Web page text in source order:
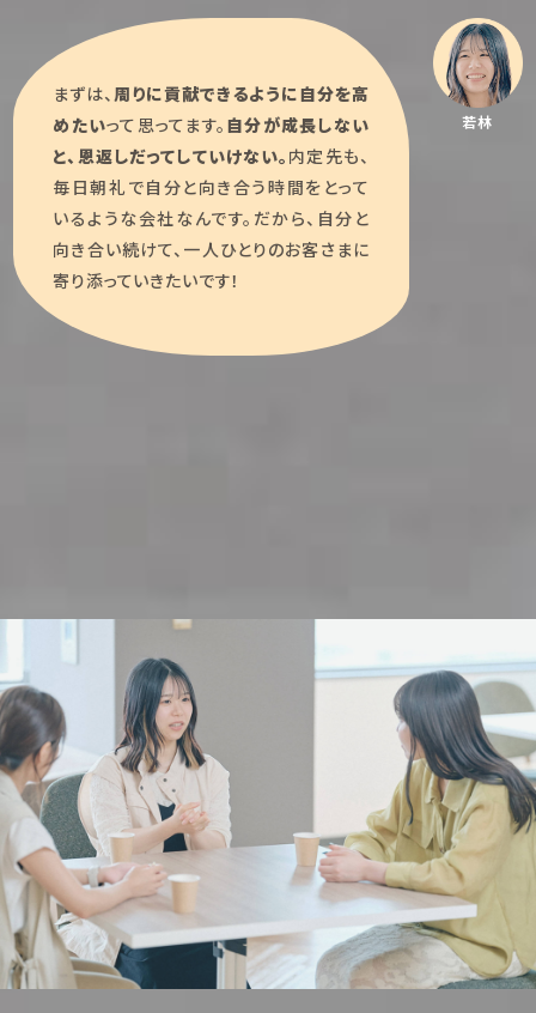
若林
まずは、 周りに貢献できるように自分を高
めたいって思ってます。 自分が成長しない
と、恩返しだってしていけない。 内定先も、
毎日朝礼で自分と向き合う時間をとって
いるような会社なんです。だから、自分と
向き合い続けて、一人ひとりのお客さまに
寄り添っていきたいです！